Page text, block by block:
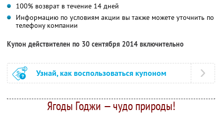
100% возврат в течение 14 дней
Информацию по условиям акции вы также можете уточнить по
телефону компании
Купон действителен по 30 сентября 2014 включительно
Узнай, как воспользоваться купоном
Ягоды Годжи — чудо природы!